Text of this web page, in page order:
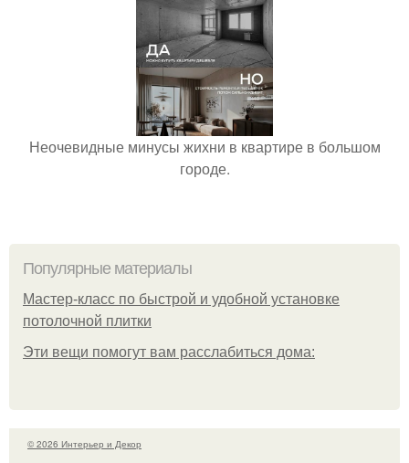
Неочевидные минусы жихни в квартире в большом
городе.
Популярные материалы
Мастер-класс по быстрой и удобной установке
потолочной плитки
Эти вещи помогут вам расслабиться дома:
© 2026 Интерьер и Декор